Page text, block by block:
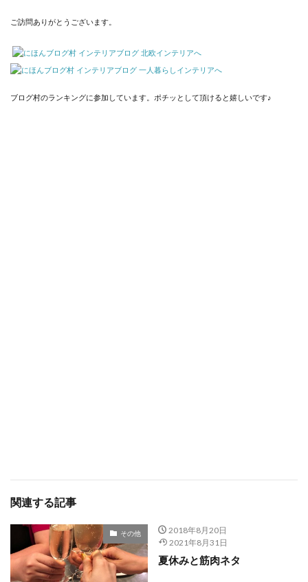
ご訪問ありがとうございます。
ブログ村のランキングに参加しています。ポチッとして頂けると嬉しいです♪
関連する記事
その他
2018年8月20日
2021年8月31日
夏休みと筋肉ネタ